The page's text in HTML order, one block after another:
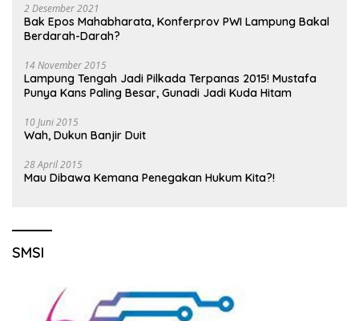
2 Desember 2021
Bak Epos Mahabharata, Konferprov PWI Lampung Bakal
Berdarah-Darah?
14 November 2015
Lampung Tengah Jadi Pilkada Terpanas 2015! Mustafa
Punya Kans Paling Besar, Gunadi Jadi Kuda Hitam
10 Juni 2015
Wah, Dukun Banjir Duit
28 April 2015
Mau Dibawa Kemana Penegakan Hukum Kita?!
SMSI